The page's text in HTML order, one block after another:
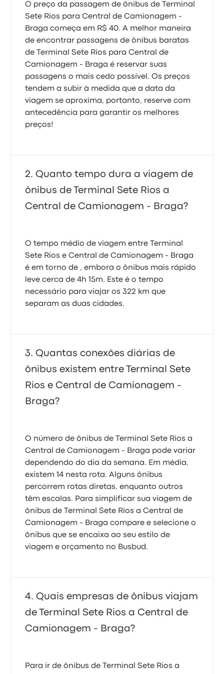
5.0 de 5 estrelas
João Pedro G.
5 de março de 2025
Tive dois problemas: primeiro, na estação Oriente
fiquei procurando um ônibus da Renex. Segundo, o
bilhete indicava uma plataforma inexistente (51).
Todavia, correu tudo bem apesar do atraso.
4.0 de 5 estrelas
Jairo A.
11 de junho de 2024
pessoais Passado em nome de Domingos José Fogo
1.0 de 5 estrelas
31 de dezembro de 2023
O preço da passagem de ônibus de Terminal
Sete Rios para Central de Camionagem -
Braga começa em R$ 40. A melhor maneira
de encontrar passagens de ônibus baratas
de Terminal Sete Rios para Central de
Camionagem - Braga é reservar suas
passagens o mais cedo possível. Os preços
tendem a subir à medida que a data da
viagem se aproxima, portanto, reserve com
antecedência para garantir os melhores
preços!
Quanto tempo dura a viagem de
ônibus de Terminal Sete Rios a
Central de Camionagem - Braga?
O tempo médio de viagem entre Terminal
Sete Rios e Central de Camionagem - Braga
é em torno de , embora o ônibus mais rápido
leve cerca de 4h 15m. Este é o tempo
necessário para viajar os 322 km que
separam as duas cidades.
Quantas conexões diárias de
ônibus existem entre Terminal Sete
Rios e Central de Camionagem -
Braga?
O número de ônibus de Terminal Sete Rios a
Central de Camionagem - Braga pode variar
dependendo do dia da semana. Em média,
existem 14 nesta rota. Alguns ônibus
percorrem rotas diretas, enquanto outros
têm escalas. Para simplificar sua viagem de
ônibus de Terminal Sete Rios a Central de
Camionagem - Braga compare e selecione o
ônibus que se encaixa ao seu estilo de
viagem e orçamento no Busbud.
Quais empresas de ônibus viajam
de Terminal Sete Rios a Central de
Camionagem - Braga?
Para ir de ônibus de Terminal Sete Rios a